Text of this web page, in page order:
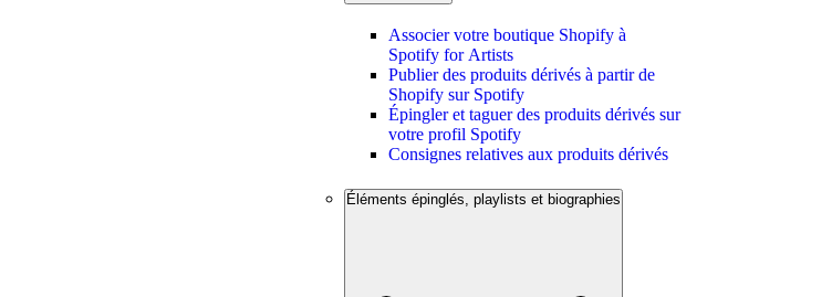
Associer votre boutique Shopify à
Spotify for Artists
Publier des produits dérivés à partir de
Shopify sur Spotify
Épingler et taguer des produits dérivés sur
votre profil Spotify
Consignes relatives aux produits dérivés
Éléments épinglés, playlists et biographies